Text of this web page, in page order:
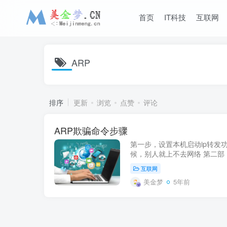
首页 IT科技 互联网
ARP
排序 更新 浏览 点赞 评论
ARP欺骗命令步骤
第一步，设置本机启动ip转发
候，别人就上不去网络 第二
wlan0，然后点...
互联网
美金梦 5年前